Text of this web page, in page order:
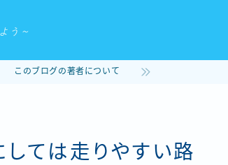
う～
このブログの著者について
ては走りやすい路